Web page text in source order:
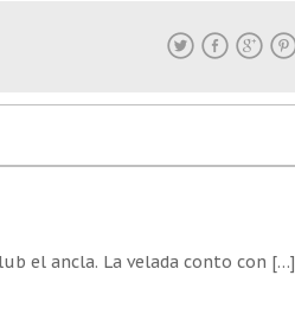
el ancla. La velada conto con […]